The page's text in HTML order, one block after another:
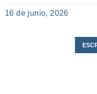
16 de junio, 2026